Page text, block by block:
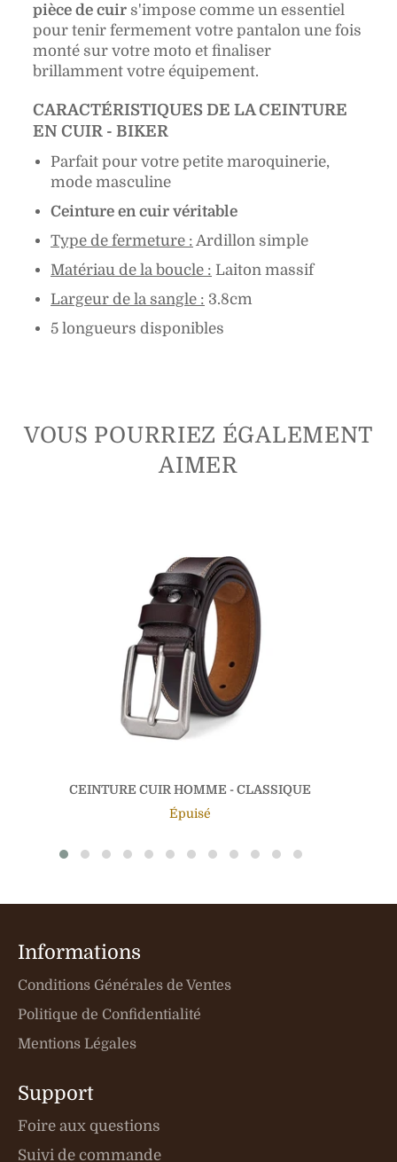
pièce de cuir s'impose comme un essentiel
pour tenir fermement votre pantalon une fois
monté sur votre moto et finaliser
brillamment votre équipement.
CARACTÉRISTIQUES DE LA CEINTURE
EN CUIR - BIKER
Parfait pour votre petite maroquinerie,
mode masculine
Ceinture en cuir véritable
Type de fermeture : Ardillon simple
Matériau de la boucle : Laiton massif
Largeur de la sangle : 3.8cm
5 longueurs disponibles
VOUS POURRIEZ ÉGALEMENT
AIMER
CEINTURE CUIR HOMME - CLASSIQUE
Épuisé
Informations
Conditions Générales de Ventes
Politique de Confidentialité
Mentions Légales
Support
Foire aux questions
Suivi de commande